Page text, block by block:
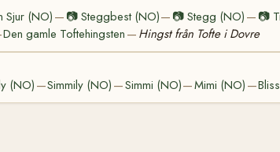
Sjur (NO) — 📷 Steggbest (NO)— 📷 Stegg (NO) — 📷
Den gamle Toftehingsten — Hingst från Tofte i Dovre
(NO) —Simmily (NO) —Simmi (NO)—Mimi (NO) —